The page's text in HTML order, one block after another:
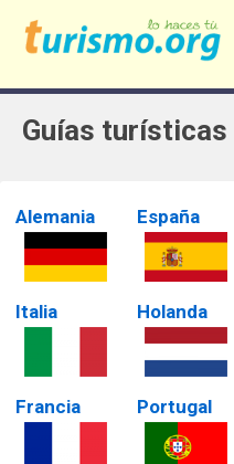
Guías turísticas
Alemania
Italia
Francia
España
Holanda
Portugal